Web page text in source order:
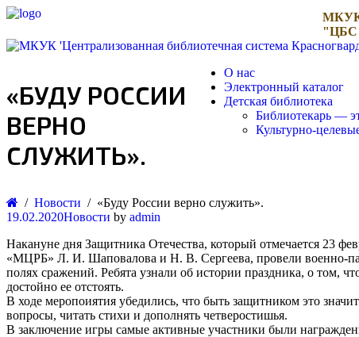
О нас
Электронный каталог
Детская библиотека
Библиотекарь —
Культурно-
«БУДУ РОССИИ
ВЕРНО
СЛУЖИТЬ».
Новости
«Буду России верно служить».
19.02.2020Новости by admin
Накануне дня Защитника Отечества, который отмечается 23
«МЦРБ» Л. И. Шаповалова и Н. В. Сергеева, провели военно-
полях сражений. Ребята узнали об истории праздника, о том,
достойно ее отстоять.
В ходе меропоиятия убедились, что быть защитником это
вопросы, читать стихи и дополнять четверостишья.
В заключение игры самые активные участники были